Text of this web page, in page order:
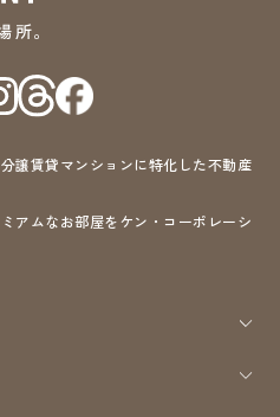
譲賃貸マンションに特化した不動産
アムなお部屋をケン・コーポレーシ